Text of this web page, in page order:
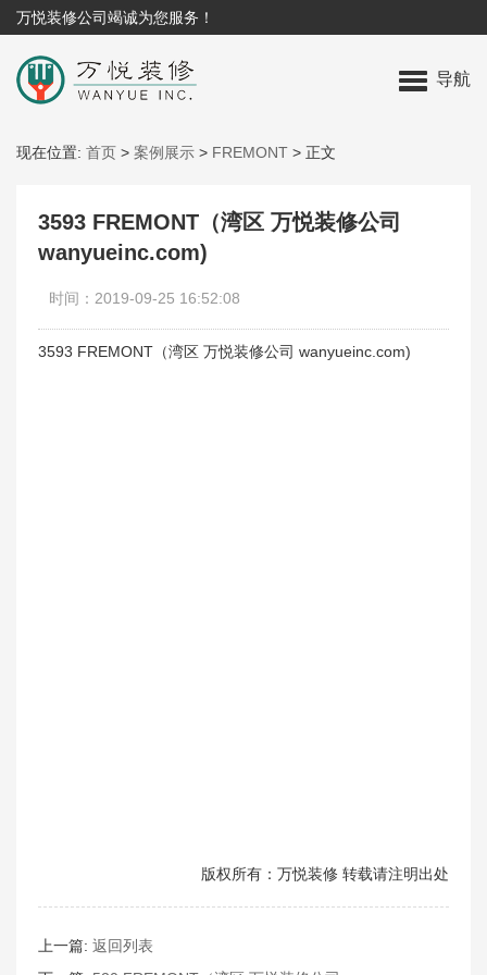
万悦装修公司竭诚为您服务！
导航
现在位置: 首页 > 案例展示 > FREMONT > 正文
3593 FREMONT（湾区 万悦装修公司
wanyueinc.com)
时间：2019-09-25 16:52:08
3593 FREMONT（湾区 万悦装修公司 wanyueinc.com)
版权所有：万悦装修 转载请注明出处
上一篇: 返回列表